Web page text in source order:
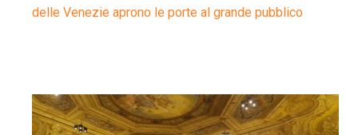
delle Venezie aprono le porte al grande pubblico